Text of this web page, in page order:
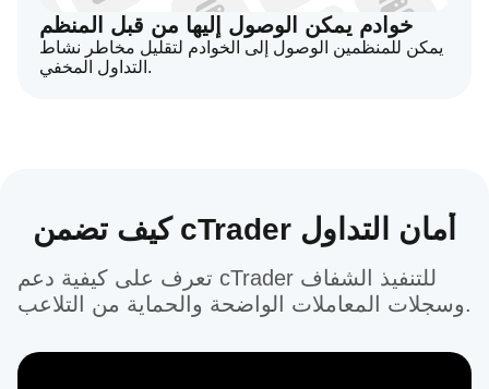
خوادم يمكن الوصول إليها من قبل المنظم
يمكن للمنظمين الوصول إلى الخوادم لتقليل مخاطر نشاط
التداول المخفي.
كيف تضمن cTrader أمان التداول
تعرف على كيفية دعم cTrader للتنفيذ الشفاف
وسجلات المعاملات الواضحة والحماية من التلاعب.